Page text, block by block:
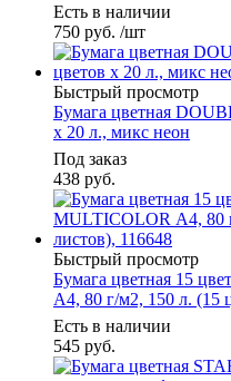
Есть в наличии
750 руб. /шт
Быстрый просмотр
Бумага цветная
x 20 л., микс неон
Под заказ
438 руб.
Быстрый просмотр
Бумага цветная 15
А4, 80 г/м2, 150 л. (15
Есть в наличии
545 руб.